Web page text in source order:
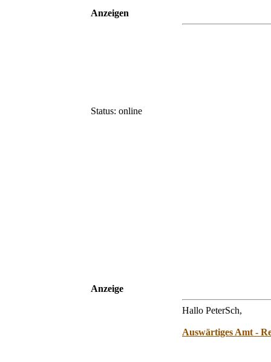
Anzeigen
Status: online
Anzeige
Hallo PeterSch,
Auswärtiges Amt -